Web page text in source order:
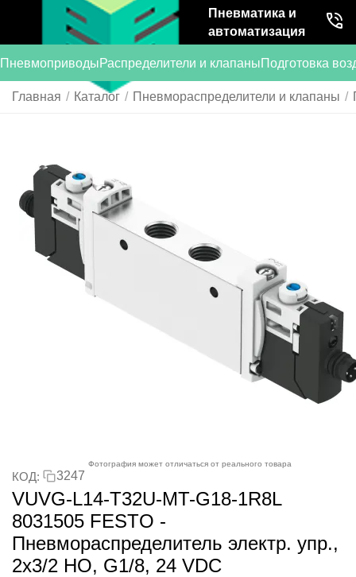
Пневматика и
автоматизация
ПневмоприводыРаспределители и клапаныПодготовка
Главная / Каталог / Пневмораспределители и клапаны /
Фотография может отличаться от реального товара
КОД: 3247
VUVG-L14-T32U-MT-G18-1R8L
8031505 FESTO -
Пневмораспределитель электр. упр.,
2x3/2 НО, G1/8, 24 VDC